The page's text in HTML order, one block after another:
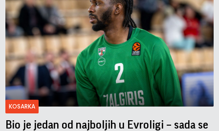
KOSARKA
Bio je jedan od najboljih u Evroligi – sada se